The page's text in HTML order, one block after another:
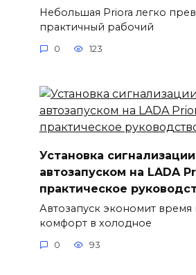
Небольшая Priora легко
практичный рабочий
0 123
Установка
автозапуском на LADA
практическое
Автозапуск экономит
комфорт в холодное
0 93